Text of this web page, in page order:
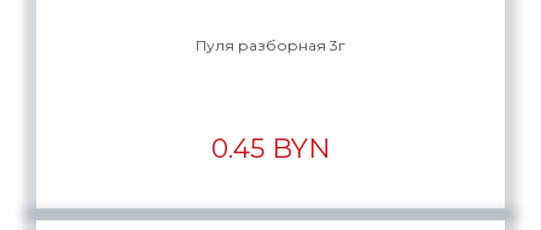
Пуля разборная 3г
0.45 BYN